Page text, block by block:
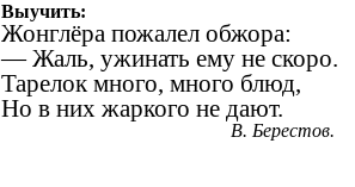
Выучить:
Жонглёра пожалел обжора:
— Жаль, ужинать ему не скоро.
Тарелок много, много блюд,
Но в них жаркого не дают.
В. Берестов.